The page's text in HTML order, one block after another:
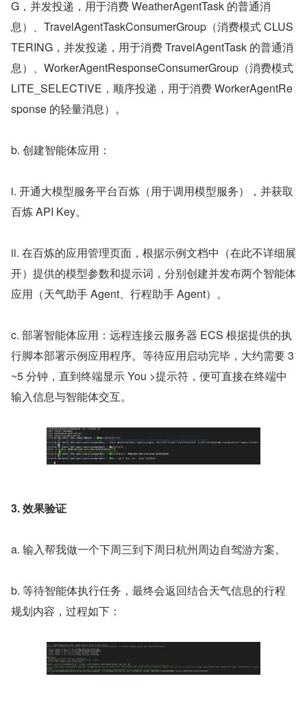
G，并发投递，用于消费 WeatherAgentTask 的普通消
息）、TravelAgentTaskConsumerGroup（消费模式 CLUS
TERING，并发投递，用于消费 TravelAgentTask 的普通消
息）、WorkerAgentResponseConsumerGroup（消费模式
LITE_SELECTIVE，顺序投递，用于消费 WorkerAgentRe
sponse 的轻量消息）。
b. 创建智能体应用：
i. 开通大模型服务平台百炼（用于调用模型服务），并获取
百炼 API Key。
ii. 在百炼的应用管理页面，根据示例文档中（在此不详细展
开）提供的模型参数和提示词，分别创建并发布两个智能体
应用（天气助手 Agent、行程助手 Agent）。
c. 部署智能体应用：远程连接云服务器 ECS 根据提供的执
行脚本部署示例应用程序。等待应用启动完毕，大约需要 3
~5 分钟，直到终端显示 You >提示符，便可直接在终端中
输入信息与智能体交互。
3. 效果验证
a. 输入帮我做一个下周三到下周日杭州周边自驾游方案。
b. 等待智能体执行任务，最终会返回结合天气信息的行程
规划内容，过程如下：